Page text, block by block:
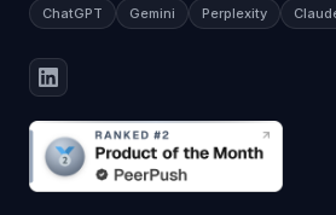
ChatGPT Gemini Perplexity